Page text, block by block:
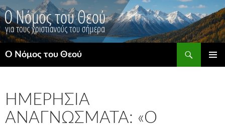
Μετάβαση
σε
περιεχόμενο
Ο Νόμος του Θεού
ΗΜΕΡΉΣΙΑ
ΑΝΑΓΝΏΣΜΑΤΑ: «Ο